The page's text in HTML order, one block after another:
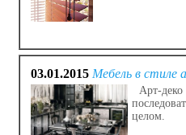
03.01.2015 Мебель в стиле
Арт-
целом.